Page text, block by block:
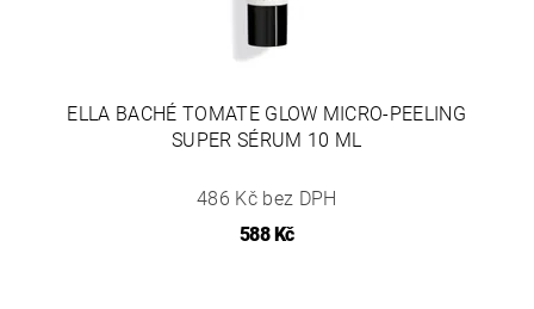
ELLA BACHÉ TOMATE GLOW MICRO-PEELING
SUPER SÉRUM 10 ML
486 Kč bez DPH
588 Kč